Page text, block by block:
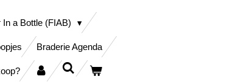
In a Bottle (FIAB)
Braderie Agenda